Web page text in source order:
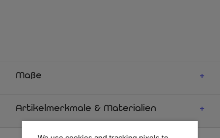
Maße
Artikelmerkmale & Materialien